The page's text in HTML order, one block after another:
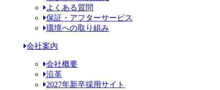
よくある質問
保証・アフターサービス
環境への取り組み
会社案内
会社概要
沿革
2027年新卒採用サイト